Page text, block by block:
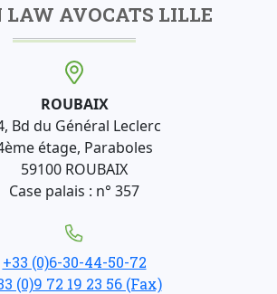
LAW AVOCATS LILLE
ROUBAIX
Bd du Général Leclerc
étage, Paraboles
59100 ROUBAIX
Case palais : n° 357
+33 (0)6-30-44-50-72
(0)9 72 19 23 56 (Fax)